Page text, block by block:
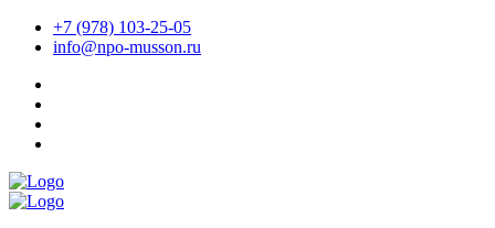
+7 (978) 103-25-05
info@npo-musson.ru